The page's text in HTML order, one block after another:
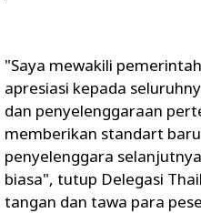
"Saya mewakili
apresiasi kepada
dan penyelenggaraan
memberikan standart
penyelenggara
biasa", tutup Delegasi
tangan dan tawa para